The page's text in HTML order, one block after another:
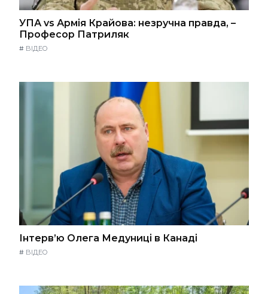
УПА vs Армія Крайова: незручна правда, –
Професор Патриляк
# ВІДЕО
Інтерв’ю Олега Медуниці в Канаді
# ВІДЕО